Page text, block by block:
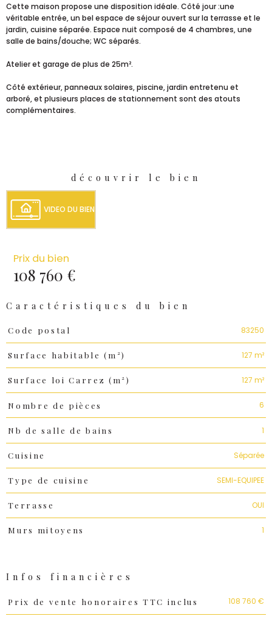
Cette maison propose une disposition idéale. Côté jour :une
véritable entrée, un bel espace de séjour ouvert sur la terrasse et le
jardin, cuisine séparée. Espace nuit composé de 4 chambres, une
salle de bains/douche; WC séparés.
Atelier et garage de plus de 25m².
Côté extérieur, panneaux solaires, piscine, jardin entretenu et
arboré, et plusieurs places de stationnement sont des atouts
complémentaires.
découvrir le bien
VIDEO DU BIEN
Prix du bien
108 760 €
Caractéristiques du bien
Caractéristiques
Code postal 83250
Surface habitable (m²) 127 m²
Surface loi Carrez (m²) 127 m²
Nombre de pièces 6
Nb de salle de bains 1
Cuisine Séparée
Type de cuisine SEMI-EQUIPEE
Terrasse OUI
Murs mitoyens 1
Infos financières
Caractéristiques Valeurs
Prix de vente honoraires TTC inclus 108 760 €